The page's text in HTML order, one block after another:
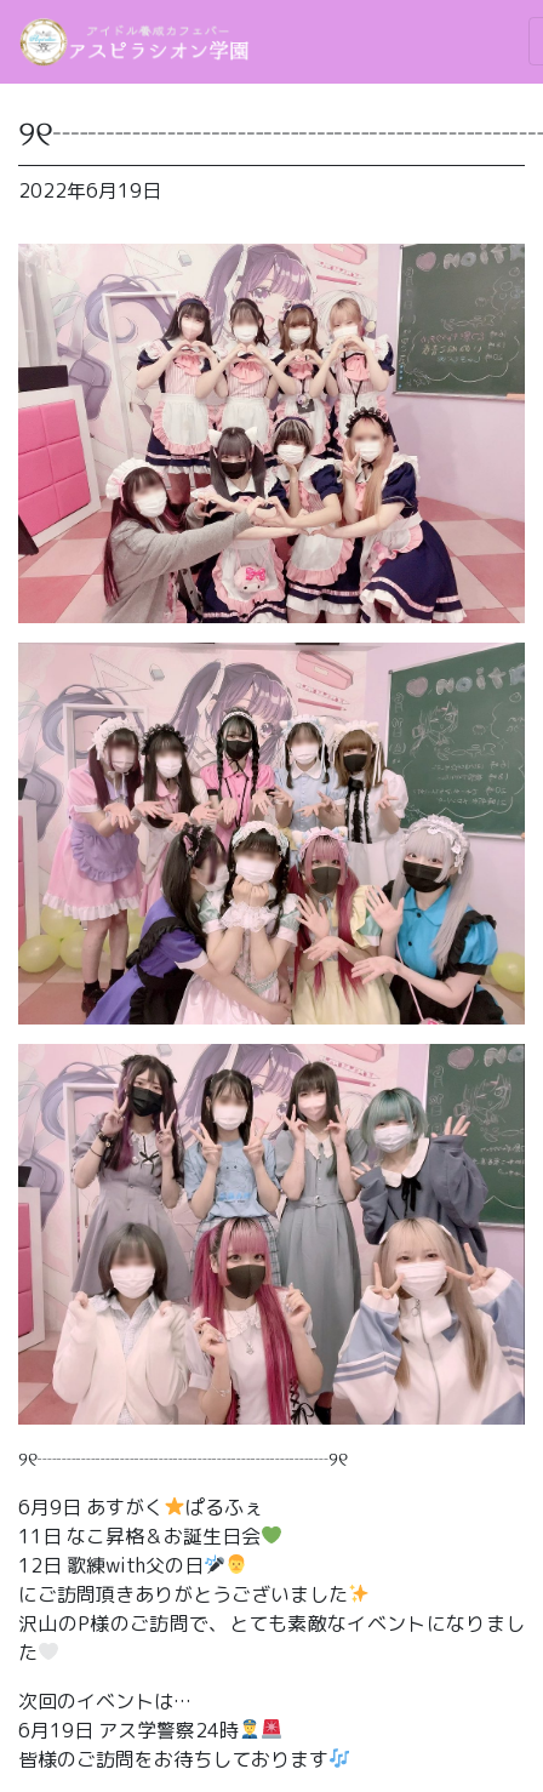
2022年6月19日
୨୧┈┈┈┈┈┈┈┈┈┈┈┈┈┈┈୨୧
6月9日 あすがく
ぱるふぇ
11日 なこ昇格＆お誕生日会
12日 歌練with父の日
にご訪問頂きありがとうございました
沢山のP様のご訪問で、とても素敵なイベントになりまし
た
次回のイベントは…
6月19日 アス学警察24時
皆様のご訪問をお待ちしております